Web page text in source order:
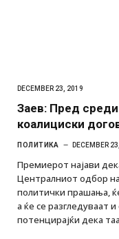
DECEMBER 23, 2019
Заев: Пред
коалициски
ПОЛИТИКА DECEMBER
Премиерот најави
Централниот одбор
политички прашања,
а ќе се разгледуваат
потенцирајќи дека